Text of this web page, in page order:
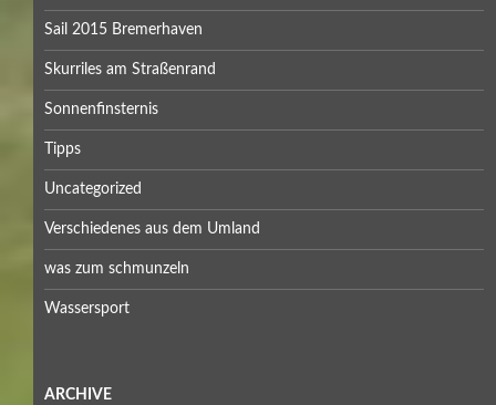
Sail 2015 Bremerhaven
Skurriles am Straßenrand
Sonnenfinsternis
Tipps
Uncategorized
Verschiedenes aus dem Umland
was zum schmunzeln
Wassersport
ARCHIVE